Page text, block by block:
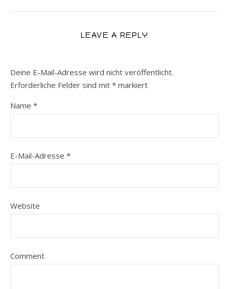
LEAVE A REPLY
Deine E-Mail-Adresse wird nicht veröffentlicht.
Erforderliche Felder sind mit * markiert
Name *
E-Mail-Adresse *
Website
Comment